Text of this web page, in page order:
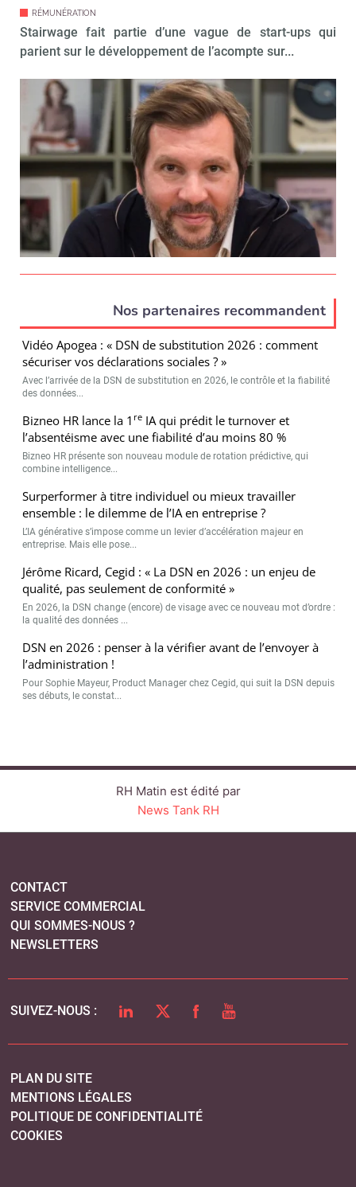
RÉMUNÉRATION
Stairwage fait partie d’une vague de start-ups qui
parient sur le développement de l’acompte sur...
Nos partenaires recommandent
Vidéo Apogea : « DSN de substitution 2026 : comment
sécuriser vos déclarations sociales ? »
Avec l’arrivée de la DSN de substitution en 2026, le contrôle et la fiabilité
des données...
Bizneo HR lance la 1 re IA qui prédit le turnover et
l’absentéisme avec une fiabilité d’au moins 80 %
Bizneo HR présente son nouveau module de rotation prédictive, qui
combine intelligence...
Surperformer à titre individuel ou mieux travailler
ensemble : le dilemme de l’IA en entreprise ?
L’IA générative s’impose comme un levier d’accélération majeur en
entreprise. Mais elle pose...
Jérôme Ricard, Cegid : « La DSN en 2026 : un enjeu de
qualité, pas seulement de conformité »
En 2026, la DSN change (encore) de visage avec ce nouveau mot d’ordre :
la qualité des données ...
DSN en 2026 : penser à la vérifier avant de l’envoyer à
l’administration !
Pour Sophie Mayeur, Product Manager chez Cegid, qui suit la DSN depuis
ses débuts, le constat...
RH Matin est édité par
News Tank RH
CONTACT
SERVICE COMMERCIAL
QUI SOMMES-NOUS ?
NEWSLETTERS
SUIVEZ-NOUS : LINKEDINTWITTERFACEBOOK
YOUTUBE
PLAN DU SITE
MENTIONS LÉGALES
POLITIQUE DE CONFIDENTIALITÉ
COOKIES